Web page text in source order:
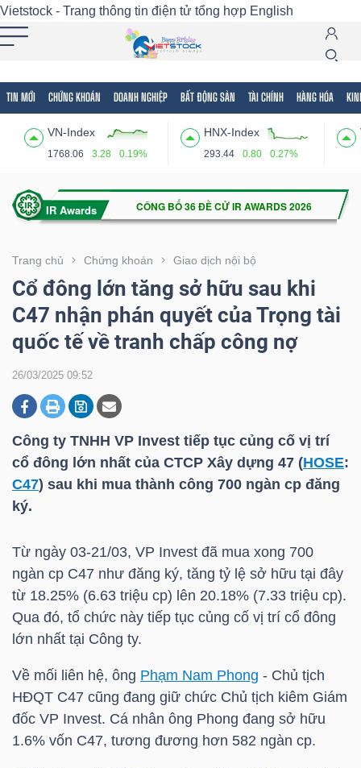
Vietstock - Trang thông tin điện tử tổng hợp English
TIN MỚI CHỨNG KHOÁN DOANH NGHIỆP BẤT ĐỘNG SẢN TÀI CHÍNH HÀNG HÓA
VN-Index
1768.06 3.28 0.19%
HNX-Index
293.44 0.80 0.27%
Trang chủ Chứng khoán Giao dịch nội bộ
Cổ đông lớn tăng sở hữu sau khi
C47 nhận phán quyết của Trọng tài
quốc tế về tranh chấp công nợ
26/03/2025 09:52
Công ty TNHH VP Invest tiếp tục củng cố vị trí
cổ đông lớn nhất của CTCP Xây dựng 47 (HOSE:
C47) sau khi mua thành công 700 ngàn cp đăng
ký.
Từ ngày 03-21/03, VP Invest đã mua xong 700
ngàn cp C47 như đăng ký, tăng tỷ lệ sở hữu tại đây
từ 18.25% (6.63 triệu cp) lên 20.18% (7.33 triệu cp).
Qua đó, tổ chức này tiếp tục củng cố vị trí cổ đông
lớn nhất tại Công ty.
Về mối liên hệ, ông Phạm Nam Phong - Chủ tịch
HĐQT C47 cũng đang giữ chức Chủ tịch kiêm Giám
đốc VP Invest. Cá nhân ông Phong đang sở hữu
1.6% vốn C47, tương đương hơn 582 ngàn cp.
Tất cả Tính năng Ngành Mã chứng khoán
Tính
(-)
VIETSTOCK
CHỨNG
KHOÁN
DOANH
NGHIỆP
SẢN
TÀI
HÀNG